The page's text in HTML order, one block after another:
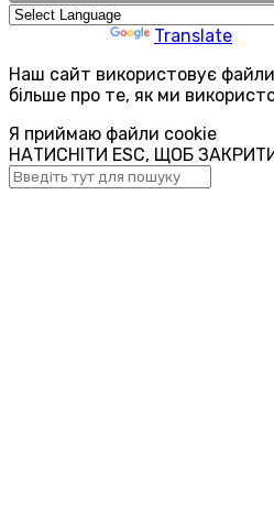
Translate
Наш сайт використовує
більше про те, як ми
Я приймаю файли cookie
НАТИСНІТИ ESC, ЩОБ